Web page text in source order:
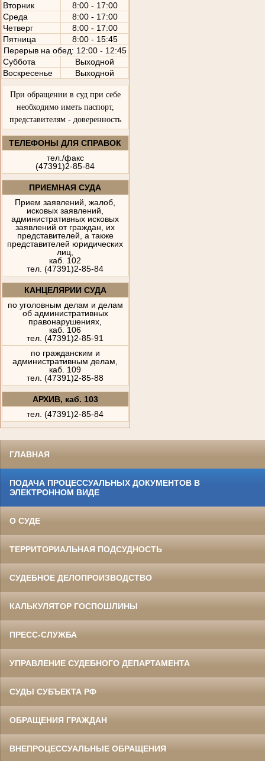
Вторник
8:00 - 17:00
Среда
8:00 - 17:00
Четверг
8:00 - 17:00
Пятница
8:00 - 15:45
Перерыв на обед: 12:00 - 12:45
Суббота
Выходной
Воскресенье
Выходной
При обращении в суд при себе
необходимо иметь паспорт,
представителям - доверенность
ТЕЛЕФОНЫ ДЛЯ СПРАВОК
тел./факс
(47391)2-85-84
ПРИЕМНАЯ СУДА
Прием заявлений, жалоб,
исковых заявлений,
административных исковых
заявлений от граждан, их
представителей, а также
представителей юридических
лиц,
каб. 102
тел. (47391)2-85-84
КАНЦЕЛЯРИИ СУДА
по уголовным делам и делам
об административных
правонарушениях,
каб. 106
тел. (47391)2-85-91
по гражданским и
административным делам,
каб. 109
тел. (47391)2-85-88
АРХИВ, каб. 103
тел. (47391)2-85-84
ГЛАВНАЯ
ПОДАЧА ПРОЦЕССУАЛЬНЫХ ДОКУМЕНТОВ В
ЭЛЕКТРОННОМ ВИДЕ
О СУДЕ
ТЕРРИТОРИАЛЬНАЯ ПОДСУДНОСТЬ
СУДЕБНОЕ ДЕЛОПРОИЗВОДСТВО
КАЛЬКУЛЯТОР ГОСПОШЛИНЫ
ПРЕСС-СЛУЖБА
УПРАВЛЕНИЕ СУДЕБНОГО ДЕПАРТАМЕНТА
СУДЫ СУБЪЕКТА РФ
ОБРАЩЕНИЯ ГРАЖДАН
ВНЕПРОЦЕССУАЛЬНЫЕ ОБРАЩЕНИЯ